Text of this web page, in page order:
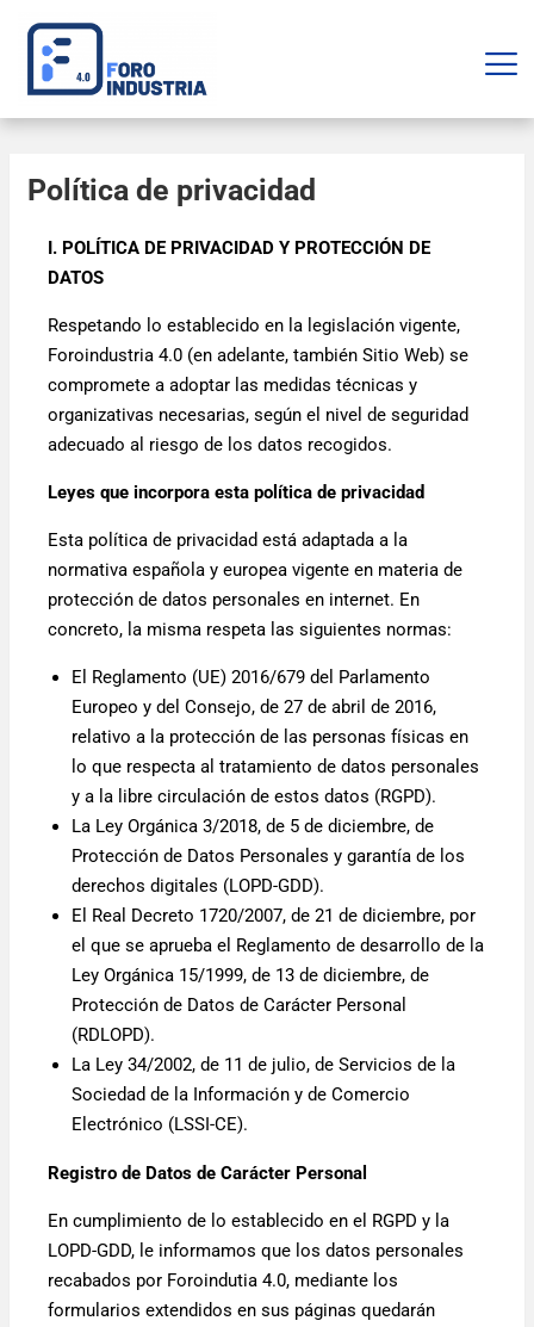
Política de privacidad
I. POLÍTICA DE PRIVACIDAD Y PROTECCIÓN DE
DATOS
Respetando lo establecido en la legislación vigente,
Foroindustria 4.0 (en adelante, también Sitio Web) se
compromete a adoptar las medidas técnicas y
organizativas necesarias, según el nivel de seguridad
adecuado al riesgo de los datos recogidos.
Leyes que incorpora esta política de privacidad
Esta política de privacidad está adaptada a la
normativa española y europea vigente en materia de
protección de datos personales en internet. En
concreto, la misma respeta las siguientes normas:
El Reglamento (UE) 2016/679 del Parlamento
Europeo y del Consejo, de 27 de abril de 2016,
relativo a la protección de las personas físicas en
lo que respecta al tratamiento de datos personales
y a la libre circulación de estos datos (RGPD).
La Ley Orgánica 3/2018, de 5 de diciembre, de
Protección de Datos Personales y garantía de los
derechos digitales (LOPD-GDD).
El Real Decreto 1720/2007, de 21 de diciembre, por
el que se aprueba el Reglamento de desarrollo de la
Ley Orgánica 15/1999, de 13 de diciembre, de
Protección de Datos de Carácter Personal
(RDLOPD).
La Ley 34/2002, de 11 de julio, de Servicios de la
Sociedad de la Información y de Comercio
Electrónico (LSSI-CE).
Registro de Datos de Carácter Personal
En cumplimiento de lo establecido en el RGPD y la
LOPD-GDD, le informamos que los datos personales
recabados por Foroindutia 4.0, mediante los
formularios extendidos en sus páginas quedarán